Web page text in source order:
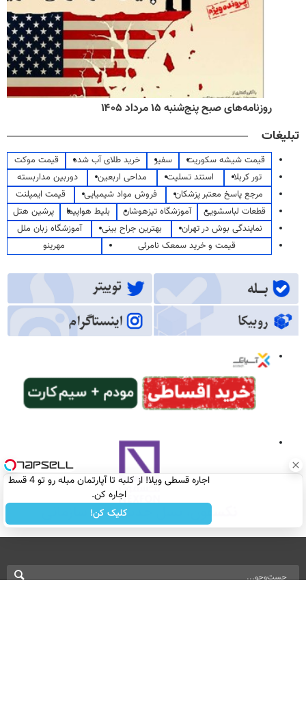
روزنامه‌های صبح پنج‌شنبه ۱۵ مرداد ۱۴۰۵
تبلیغات
قیمت شیشه سکوریت سفیر خرید طلای آب شده
قیمت موکت
تور کربلا
استند تسلیت مداحی اربعین
دوربین مداربسته
مرجع پاسخ معتبر پزشکان
فروش مواد شیمیایی
قیمت ایمپلنت
قطعات لباسشویی
آموزشگاه تیزهوشان بلیط هواپیما
پرشین هتل
نمایندگی بوش در تهران
بهترین جراح بینی
آموزشگاه زبان ملل
قیمت و خرید سمعک نامرئی
مهرینو
اجاره‌ قسطی ویلا! از کلبه تا آپارتمان مبله رو تو 4 قسط
اجاره کن.
کلیک کن!